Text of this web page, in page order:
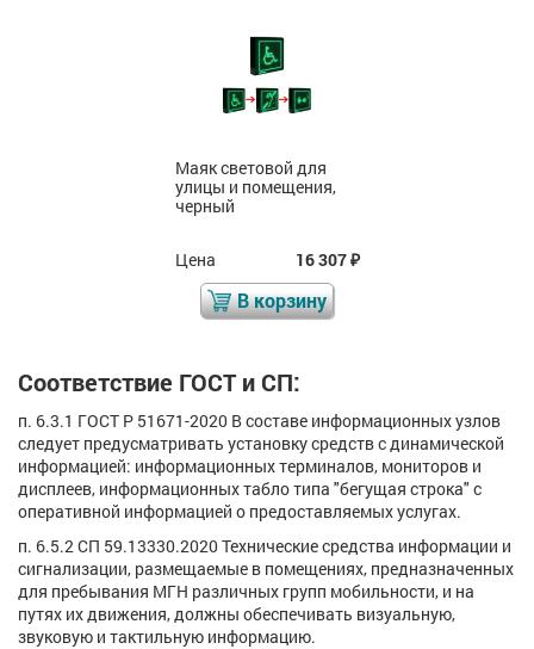
Маяк световой для
улицы и помещения,
черный
Цена 16 307₽
В корзину
Соответствие ГОСТ и СП:
п. 6.3.1 ГОСТ Р 51671-2020 В составе информационных узлов
следует предусматривать установку средств с динамической
информацией: информационных терминалов, мониторов и
дисплеев, информационных табло типа "бегущая строка" с
оперативной информацией о предоставляемых услугах.
п. 6.5.2 СП 59.13330.2020 Технические средства информации и
сигнализации, размещаемые в помещениях, предназначенных
для пребывания МГН различных групп мобильности, и на
путях их движения, должны обеспечивать визуальную,
звуковую и тактильную информацию.